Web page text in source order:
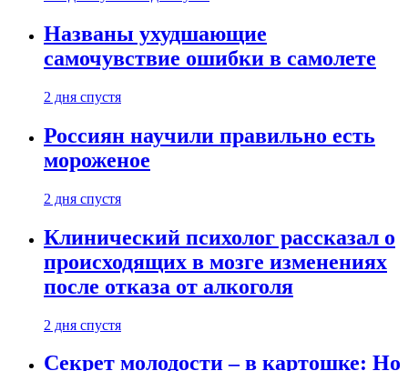
Названы ухудшающие
самочувствие ошибки в самолете
2 дня спустя
Россиян научили правильно есть
мороженое
2 дня спустя
Клинический психолог рассказал о
происходящих в мозге изменениях
после отказа от алкоголя
2 дня спустя
Секрет молодости – в картошке: Но